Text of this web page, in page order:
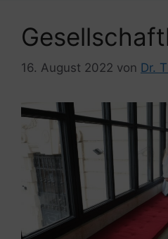
16. August 2022 von Dr.